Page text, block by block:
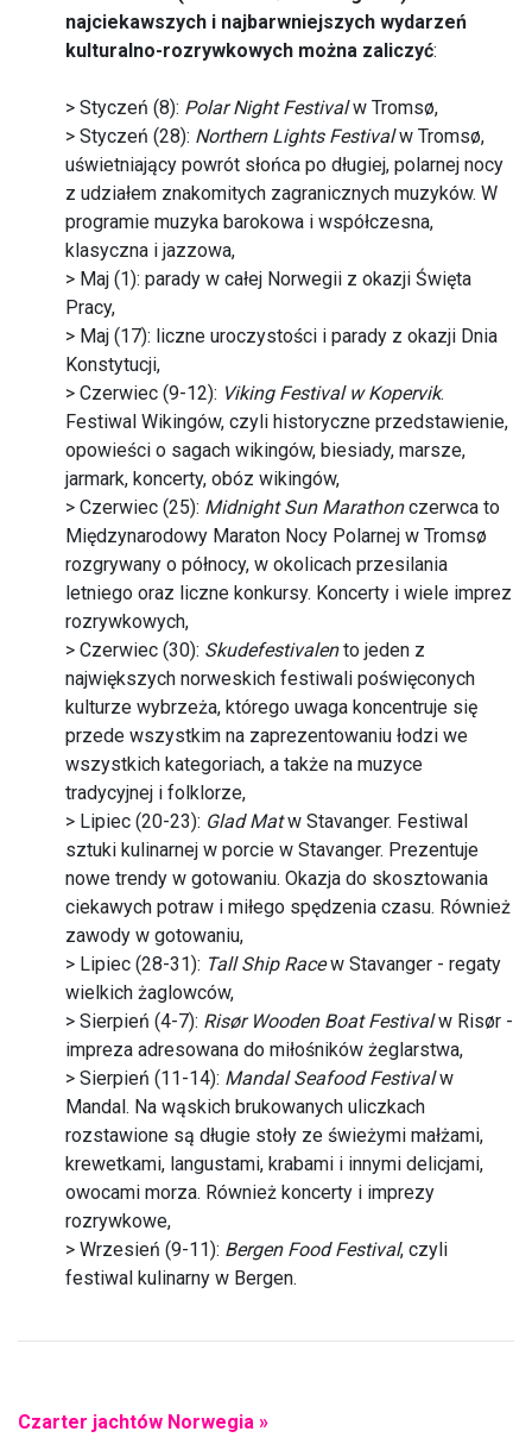
najciekawszych i najbarwniejszych wydarzeń
kulturalno-rozrywkowych można zaliczyć:
> Styczeń (8): Polar Night Festivalw Tromsø,
> Styczeń (28): Northern Lights Festivalw Tromsø,
uświetniający powrót słońca po długiej, polarnej nocy
z udziałem znakomitych zagranicznych muzyków. W
programie muzyka barokowa i współczesna,
klasyczna i jazzowa,
> Maj (1): parady w całej Norwegii z okazji Święta
Pracy,
> Maj (17): liczne uroczystości i parady z okazji Dnia
Konstytucji,
> Czerwiec (9-12): Viking Festival w Kopervik.
Festiwal Wikingów, czyli historyczne przedstawienie,
opowieści o sagach wikingów, biesiady, marsze,
jarmark, koncerty, obóz wikingów,
> Czerwiec (25): Midnight Sun Marathonczerwca to
Międzynarodowy Maraton Nocy Polarnej w Tromsø
rozgrywany o północy, w okolicach przesilania
letniego oraz liczne konkursy. Koncerty i wiele imprez
rozrywkowych,
> Czerwiec (30): Skudefestivalento jeden z
największych norweskich festiwali poświęconych
kulturze wybrzeża, którego uwaga koncentruje się
przede wszystkim na zaprezentowaniu łodzi we
wszystkich kategoriach, a także na muzyce
tradycyjnej i folklorze,
> Lipiec (20-23): Glad Matw Stavanger. Festiwal
sztuki kulinarnej w porcie w Stavanger. Prezentuje
nowe trendy w gotowaniu. Okazja do skosztowania
ciekawych potraw i miłego spędzenia czasu. Również
zawody w gotowaniu,
> Lipiec (28-31): Tall Ship Racew Stavanger - regaty
wielkich żaglowców,
> Sierpień (4-7): Risør Wooden Boat Festivalw Risør -
impreza adresowana do miłośników żeglarstwa,
> Sierpień (11-14): Mandal Seafood Festivalw
Mandal. Na wąskich brukowanych uliczkach
rozstawione są długie stoły ze świeżymi małżami,
krewetkami, langustami, krabami i innymi delicjami,
owocami morza. Również koncerty i imprezy
rozrywkowe,
> Wrzesień (9-11): Bergen Food Festival, czyli
festiwal kulinarny w Bergen.
Czarter jachtów Norwegia »